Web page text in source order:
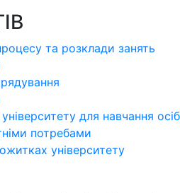
та розклади занять
для навчання осіб
потребами
університету